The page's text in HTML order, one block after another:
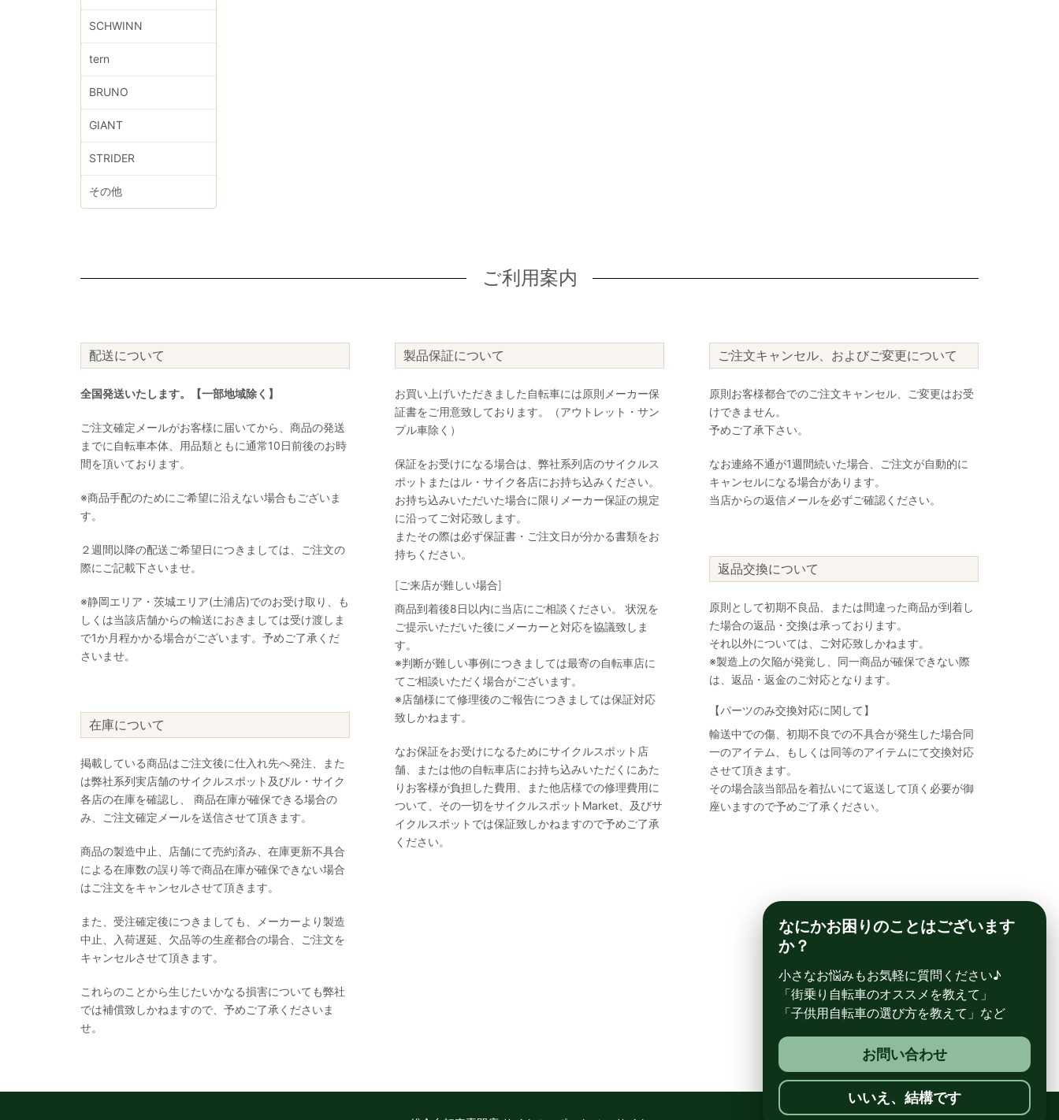
SCHWINN
tern
BRUNO
GIANT
STRIDER
その他
ご利用案内
配送について
全国発送いたします。【一部地域除く】
ご注文確定メールがお客様に届いてから、商品の発送
までに自転車本体、用品類ともに通常10日前後のお時
間を頂いております。
※商品手配のためにご希望に沿えない場合もございま
す。
２週間以降の配送ご希望日につきましては、ご注文の
際にご記載下さいませ。
※静岡エリア・茨城エリア(土浦店)でのお受け取り、も
しくは当該店舗からの輸送におきましては受け渡しま
で1か月程かかる場合がございます。予めご了承くだ
さいませ。
在庫について
掲載している商品はご注文後に仕入れ先へ発注、また
は弊社系列実店舗のサイクルスポット及びル・サイク
各店の在庫を確認し、 商品在庫が確保できる場合の
み、ご注文確定メールを送信させて頂きます。
商品の製造中止、店舗にて売約済み、在庫更新不具合
による在庫数の誤り等で商品在庫が確保できない場合
はご注文をキャンセルさせて頂きます。
また、受注確定後につきましても、メーカーより製造
中止、入荷遅延、欠品等の生産都合の場合、ご注文を
キャンセルさせて頂きます。
これらのことから生じたいかなる損害についても弊社
では補償致しかねますので、予めご了承くださいま
せ。
製品保証について
お買い上げいただきました自転車には原則メーカー保
証書をご用意致しております。（アウトレット・サン
プル車除く）
保証をお受けになる場合は、弊社系列店のサイクルス
ポットまたはル・サイク各店にお持ち込みください。
お持ち込みいただいた場合に限りメーカー保証の規定
に沿ってご対応致します。
またその際は必ず保証書・ご注文日が分かる書類をお
持ちください。
[ご来店が難しい場合]
商品到着後8日以内に当店にご相談ください。 状況を
ご提示いただいた後にメーカーと対応を協議致しま
す。
※判断が難しい事例につきましては最寄の自転車店に
てご相談いただく場合がございます。
※店舗様にて修理後のご報告につきましては保証対応
致しかねます。
なお保証をお受けになるためにサイクルスポット店
舗、または他の自転車店にお持ち込みいただくにあた
りお客様が負担した費用、また他店様での修理費用に
ついて、その一切をサイクルスポットMarket、及びサ
イクルスポットでは保証致しかねますので予めご了承
ください。
ご注文キャンセル、およびご変更について
原則お客様都合でのご注文キャンセル、ご変更はお受
けできません。
予めご了承下さい。
なお連絡不通が1週間続いた場合、ご注文が自動的に
キャンセルになる場合があります。
当店からの返信メールを必ずご確認ください。
返品交換について
原則として初期不良品、または間違った商品が到着し
た場合の返品・交換は承っております。
それ以外については、ご対応致しかねます。
※製造上の欠陥が発覚し、同一商品が確保できない際
は、返品・返金のご対応となります。
【パーツのみ交換対応に関して】
輸送中での傷、初期不良での不具合が発生した場合同
一のアイテム、もしくは同等のアイテムにて交換対応
させて頂きます。
その場合該当部品を着払いにて返送して頂く必要が御
座いますので予めご了承ください。
なにかお困りのことはございます
か？
小さなお悩みもお気軽に質問ください♪
「街乗り自転車のオススメを教えて」
「子供用自転車の選び方を教えて」など
お問い合わせ
いいえ、結構です